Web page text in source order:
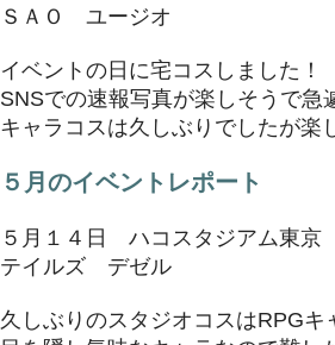
ＳＡＯ ユージオ
イベントの日に宅コスしました！
SNSでの速報写真が楽しそうで急
キャラコスは久しぶりでしたが楽
５月のイベントレポート
​５月１４日 ハコスタジアム東京
テイルズ デゼル
久しぶりのスタジオコスはRPGキ